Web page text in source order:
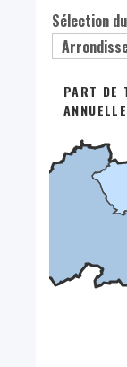
Sélection
PART DE